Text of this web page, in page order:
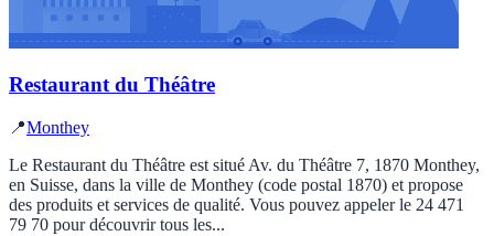
Restaurant du Théâtre
📍Monthey
Le Restaurant du Théâtre est situé Av. du Théâtre 7, 1870 Monthey,
en Suisse, dans la ville de Monthey (code postal 1870) et propose
des produits et services de qualité. Vous pouvez appeler le 24 471
79 70 pour découvrir tous les...